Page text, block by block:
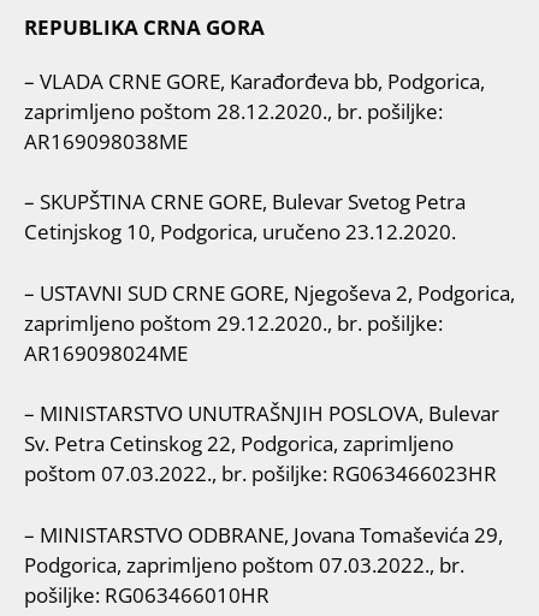
REPUBLIKA CRNA GORA
– VLADA CRNE GORE, Karađorđeva bb, Podgorica,
zaprimljeno poštom 28.12.2020., br. pošiljke:
AR169098038ME
– SKUPŠTINA CRNE GORE, Bulevar Svetog Petra
Cetinjskog 10, Podgorica, uručeno 23.12.2020.
– USTAVNI SUD CRNE GORE, Njegoševa 2, Podgorica,
zaprimljeno poštom 29.12.2020., br. pošiljke:
AR169098024ME
– MINISTARSTVO UNUTRAŠNJIH POSLOVA, Bulevar
Sv. Petra Cetinskog 22, Podgorica, zaprimljeno
poštom 07.03.2022., br. pošiljke: RG063466023HR
– MINISTARSTVO ODBRANE, Jovana Tomaševića 29,
Podgorica, zaprimljeno poštom 07.03.2022., br.
pošiljke: RG063466010HR